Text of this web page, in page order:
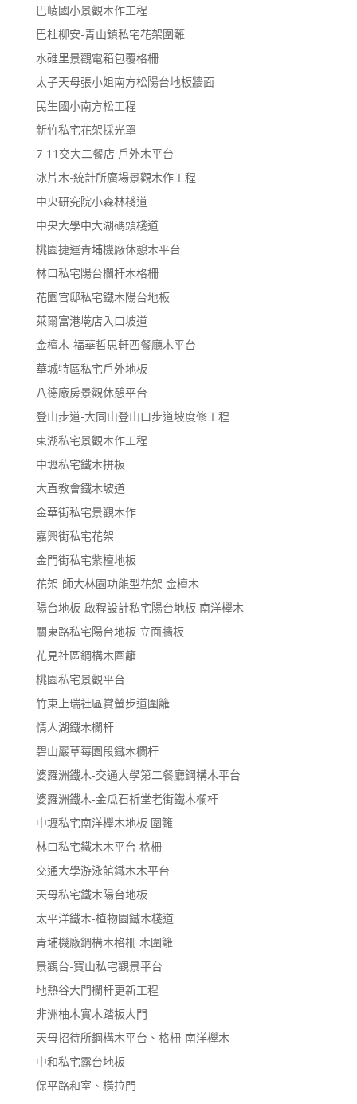
巴崚國小景觀木作工程
巴杜柳安-青山鎮私宅花架圍籬
水碓里景觀電箱包覆格柵
太子天母張小姐南方松陽台地板牆面
民生國小南方松工程
新竹私宅花架採光罩
7-11交大二餐店 戶外木平台
冰片木-統計所廣場景觀木作工程
中央研究院小森林棧道
中央大學中大湖碼頭棧道
桃園捷運青埔機廠休憩木平台
林口私宅陽台欄杆木格柵
花園官邸私宅鐵木陽台地板
萊爾富港墘店入口坡道
金檀木-福華哲思軒西餐廳木平台
華城特區私宅戶外地板
八德廠房景觀休憩平台
登山步道-大同山登山口步道坡度修工程
東湖私宅景觀木作工程
中壢私宅鐵木拼板
大直教會鐵木坡道
金華街私宅景觀木作
嘉興街私宅花架
金門街私宅紫檀地板
花架-師大林園功能型花架 金檀木
陽台地板-啟程設計私宅陽台地板 南洋櫸木
關東路私宅陽台地板 立面牆板
花見社區鋼構木圍籬
桃園私宅景觀平台
竹東上瑞社區賞螢步道圍籬
情人湖鐵木欄杆
碧山巖草莓園段鐵木欄杆
婆羅洲鐵木-交通大學第二餐廳鋼構木平台
婆羅洲鐵木-金瓜石祈堂老街鐵木欄杆
中壢私宅南洋櫸木地板 圍籬
林口私宅鐵木木平台 格柵
交通大學游泳館鐵木木平台
天母私宅鐵木陽台地板
太平洋鐵木-植物園鐵木棧道
青埔機廠鋼構木格柵 木圍籬
景觀台-寶山私宅觀景平台
地熱谷大門欄杆更新工程
非洲柚木實木踏板大門
天母招待所鋼構木平台、格柵-南洋櫸木
中和私宅露台地板
保平路和室、橫拉門